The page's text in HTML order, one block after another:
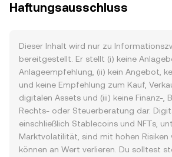
Haftungsausschluss
Dieser Inhalt wird nur zu
bereitgestellt. Er stellt (i) keine
Anlageempfehlung, (ii) kein Angebot,
und keine Empfehlung zum Kauf,
digitalen Assets und (iii) keine Finanz-,
Rechts- oder Steuerberatung dar.
einschließlich Stablecoins und NFTs,
Marktvolatilität, sind mit hohen Risiken
können an Wert verlieren. Du solltest